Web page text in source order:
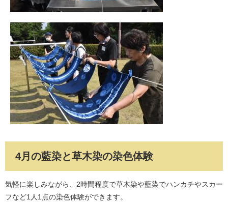
4月の藍染と草木染の染色体験
気軽に楽しみながら、2時間程度で草木染や藍染でハンカチやスカー
フなど1人1点の染色体験ができます。